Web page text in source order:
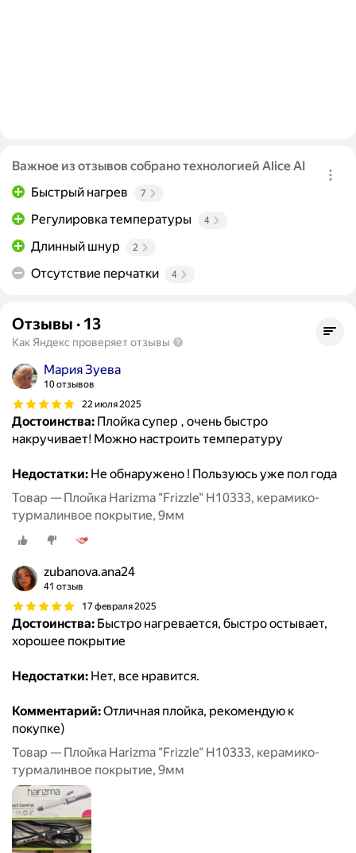
Важное из отзывов собрано технологией Alice AI
Быстрый нагрев
7
Регулировка температуры 4
Длинный шнур 2
Отсутствие перчатки 4
Отзывы · 13
Как Яндекс проверяет отзывы
Мария Зуева
10 отзывов
22 июля 2025
Достоинства: Плойка супер , очень быстро
накручивает! Можно настроить температуру
Недостатки: Не обнаружено ! Пользуюсь уже пол года
Товар — Плойка Harizma "Frizzle" H10333, керамико-
турмалинвое покрытие, 9мм
zubanova.ana24
41 отзыв
17 февраля 2025
Достоинства: Быстро нагревается, быстро остывает,
хорошее покрытие
Недостатки: Нет, все нравится.
Комментарий:Отличная плойка, рекомендую к
покупке)
Товар — Плойка Harizma "Frizzle" H10333, керамико-
турмалинвое покрытие, 9мм